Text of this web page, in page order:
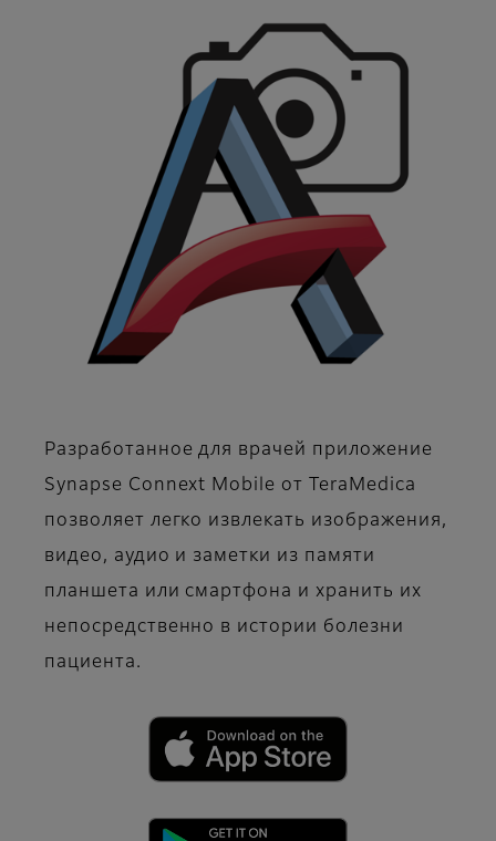
Разработанное для врачей приложение
Synapse Connext Mobile от TeraMedica
позволяет легко извлекать изображения,
видео, аудио и заметки из памяти
планшета или смартфона и хранить их
непосредственно в истории болезни
пациента.